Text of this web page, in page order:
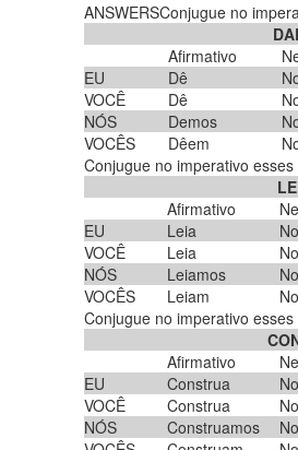
ANSWERSConjugue no
Afirmativo
EU
Dê
VOCÊ
Dê
NÓS
Demos
VOCÊS
Dêem
Conjugue no imperativo
Afirmativo
EU
Leia
VOCÊ
Leia
NÓS
Leiamos
VOCÊS
Leiam
Conjugue no imperativo
Afirmativo
EU
Construa
VOCÊ
Construa
NÓS
Construamos